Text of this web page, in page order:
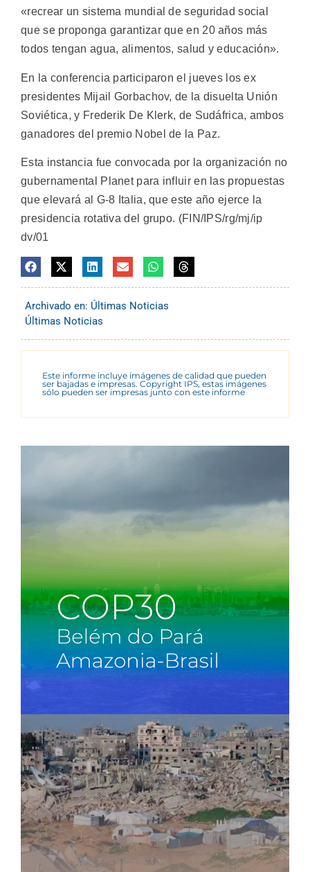
«recrear un sistema mundial de seguridad social
que se proponga garantizar que en 20 años más
todos tengan agua, alimentos, salud y educación».
En la conferencia participaron el jueves los ex
presidentes Mijail Gorbachov, de la disuelta Unión
Soviética, y Frederik De Klerk, de Sudáfrica, ambos
ganadores del premio Nobel de la Paz.
Esta instancia fue convocada por la organización no
gubernamental Planet para influir en las propuestas
que elevará al G-8 Italia, que este año ejerce la
presidencia rotativa del grupo. (FIN/IPS/rg/mj/ip
dv/01
Archivado en: Últimas Noticias
Últimas Noticias
Este informe incluye imágenes de calidad que pueden
ser bajadas e impresas. Copyright IPS, estas imágenes
sólo pueden ser impresas junto con este informe